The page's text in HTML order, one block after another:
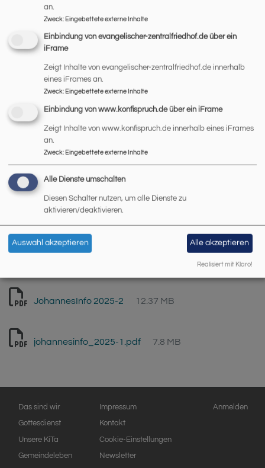
JohannesInfo - Der Einleger
unserer Gemeinde
JohannesInfo 2026-4 762.51 KB
JohannesInfo 2026-3
JohannesInfo 2026-1
3.85 MB
JohannesInfo 2025-2 12.37 MB
johannesinfo_2025-1.pdf 7.8 MB
Hauptnavigation
Das sind wir
Gottesdienst
Unsere KiTa
Gemeindeleben
Fußbereichsmenü
Impressum
Kontakt
Cookie-Einstellungen
Newsletter
Anmelden
an.
Zweck: Eingebettete externe Inhalte
Einbindung von evangelischer-zentralfriedhof.de über ein
iFrame
Zeigt Inhalte von evangelischer-zentralfriedhof.de innerhalb
eines iFrames an.
Zweck: Eingebettete externe Inhalte
Einbindung von www.konfispruch.de über ein iFrame
Zeigt Inhalte von www.konfispruch.de innerhalb eines iFrames
an.
Zweck: Eingebettete externe Inhalte
Alle Dienste umschalten
Diesen Schalter nutzen, um alle Dienste zu
aktivieren/deaktivieren.
Auswahl akzeptieren Alle akzeptieren
Realisiert mit Klaro!